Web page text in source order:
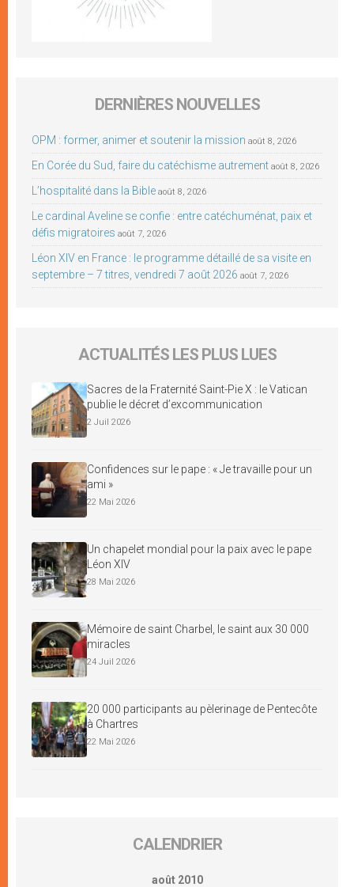
DERNIÈRES NOUVELLES
OPM : former, animer et soutenir la mission août 8, 2026
En Corée du Sud, faire du catéchisme autrement août 8, 2026
L’hospitalité dans la Bible août 8, 2026
Le cardinal Aveline se confie : entre catéchuménat, paix et
défis migratoires août 7, 2026
Léon XIV en France : le programme détaillé de sa visite en
septembre – 7 titres, vendredi 7 août 2026 août 7, 2026
ACTUALITÉS LES PLUS LUES
Sacres de la Fraternité Saint-Pie X : le Vatican
publie le décret d’excommunication
2 Juil 2026
Confidences sur le pape : « Je travaille pour un
ami »
22 Mai 2026
Un chapelet mondial pour la paix avec le pape
Léon XIV
28 Mai 2026
Mémoire de saint Charbel, le saint aux 30 000
miracles
24 Juil 2026
20 000 participants au pèlerinage de Pentecôte
à Chartres
22 Mai 2026
CALENDRIER
août 2010